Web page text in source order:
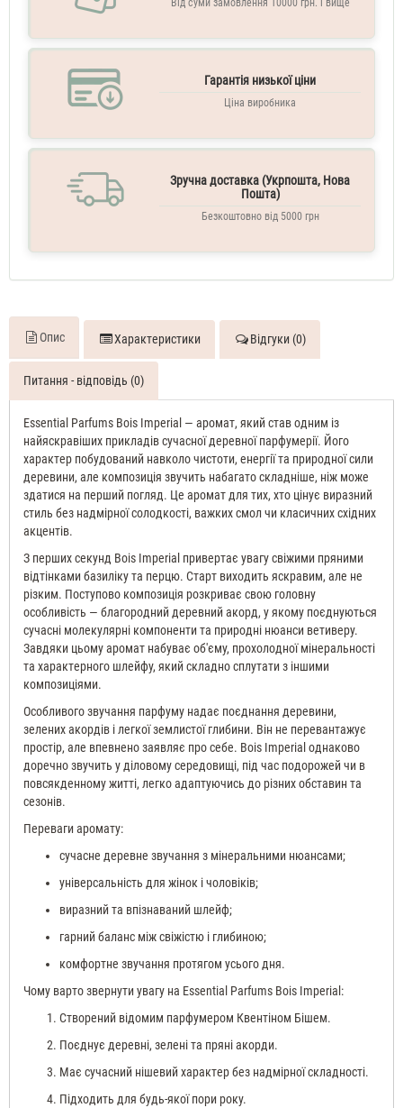
Від суми замовлення 10000 грн. і вище
Гарантія низької ціни
Ціна виробника
Зручна доставка (Укрпошта, Нова
Пошта)
Безкоштовно від 5000 грн
Опис Характеристики Відгуки (0)
Питання - відповідь (0)
Essential Parfums Bois Imperial — аромат, який став одним із
найяскравіших прикладів сучасної деревної парфумерії. Його
характер побудований навколо чистоти, енергії та природної сили
деревини, але композиція звучить набагато складніше, ніж може
здатися на перший погляд. Це аромат для тих, хто цінує виразний
стиль без надмірної солодкості, важких смол чи класичних східних
акцентів.
З перших секунд Bois Imperial привертає увагу свіжими пряними
відтінками базиліку та перцю. Старт виходить яскравим, але не
різким. Поступово композиція розкриває свою головну
особливість — благородний деревний акорд, у якому поєднуються
сучасні молекулярні компоненти та природні нюанси ветиверу.
Завдяки цьому аромат набуває об'єму, прохолодної мінеральності
та характерного шлейфу, який складно сплутати з іншими
композиціями.
Особливого звучання парфуму надає поєднання деревини,
зелених акордів і легкої землистої глибини. Він не перевантажує
простір, але впевнено заявляє про себе. Bois Imperial однаково
доречно звучить у діловому середовищі, під час подорожей чи в
повсякденному житті, легко адаптуючись до різних обставин та
сезонів.
Переваги аромату:
сучасне деревне звучання з мінеральними нюансами;
універсальність для жінок і чоловіків;
виразний та впізнаваний шлейф;
гарний баланс між свіжістю і глибиною;
комфортне звучання протягом усього дня.
Чому варто звернути увагу на Essential Parfums Bois Imperial:
Створений відомим парфумером Квентіном Бішем.
Поєднує деревні, зелені та пряні акорди.
Має сучасний нішевий характер без надмірної складності.
Підходить для будь-якої пори року.